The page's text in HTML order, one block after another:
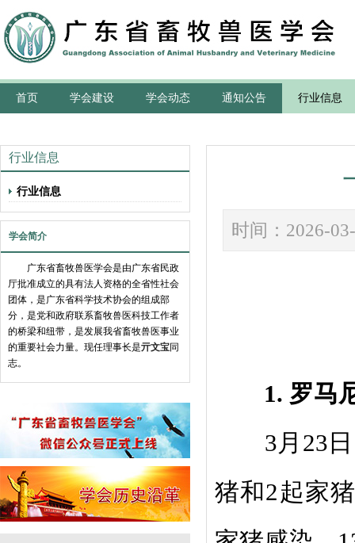
首页 学会建设 学会动态 通知公告 行业信息
行业信息
行业信息
学会简介
广东省畜牧兽医学会是由广东省民政
厅批准成立的具有法人资格的全省性社会
团体，是广东省科学技术协会的组成部
分，是党和政府联系畜牧兽医科技工作者
的桥梁和纽带，是发展我省畜牧兽医事业
的重要社会力量。现任理事长是亓文宝同
志。
时间：
1. 罗马
3月 23
猪和2起家